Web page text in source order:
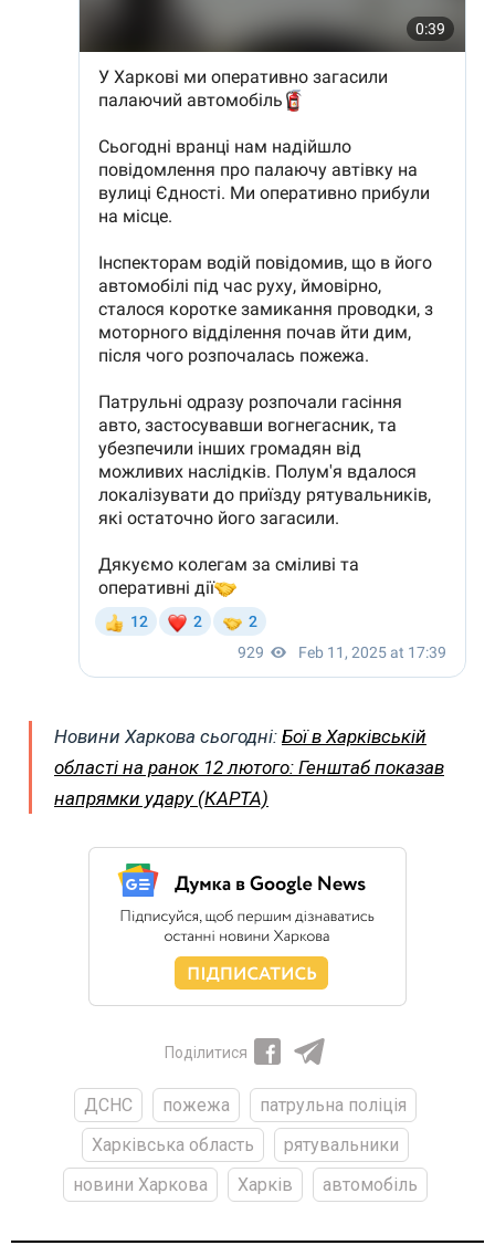
Новини Харкова сьогодні: Бої в Харківській
області на ранок 12 лютого: Генштаб показав
напрямки удару (КАРТА)
Поділитися
ДСНС пожежа
патрульна поліція
Харківська область
рятувальники
новини Харкова
Харків автомобіль